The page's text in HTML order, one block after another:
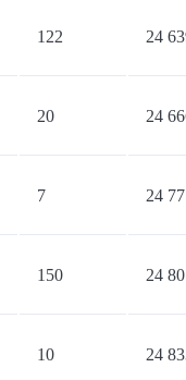
122 24
20 24
7 24
150 24
10 24